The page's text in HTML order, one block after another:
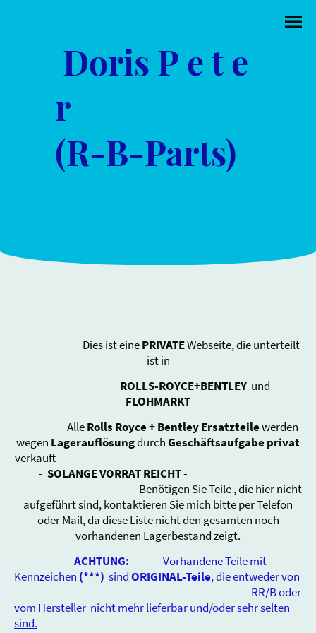
Doris P e t e
r
(R-B-Parts)
Dies ist einePRIVATEWebseite, die unterteilt
ist in
ROLLS-ROYCE+BENTLEY und
FLOHMARKT
AlleRolls Royce + Bentley Ersatzteilewerden
wegen LagerauflösungdurchGeschäftsaufgabeprivat
verkauft
- SOLANGE VORRAT REICHT -
Benötigen Sie Teile , die hier nicht
aufgeführt sind, kontaktieren Sie mich bitte per Telefon
oder Mail, da diese Liste nicht den gesamten noch
vorhandenen Lagerbestand zeigt.
ACHTUNG: Vorhandene Teile mit
Kennzeichen (***) sindORIGINAL-Teile, die entweder von
RR/B oder
vom Hersteller nicht mehr lieferbar und/oder sehr selten
sind.